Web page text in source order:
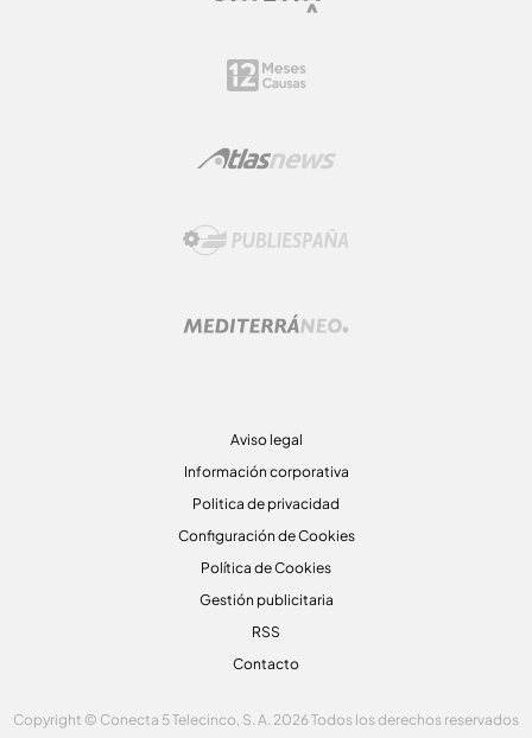
Aviso legal
Información corporativa
Politica de privacidad
Configuración de Cookies
Política de Cookies
Gestión publicitaria
RSS
Contacto
Copyright © Conecta 5 Telecinco, S. A. 2026 Todos los derechos reservados